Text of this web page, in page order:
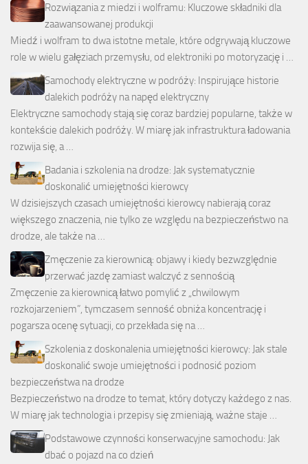
Rozwiązania z miedzi i wolframu: Kluczowe składniki dla
zaawansowanej produkcji
Miedź i wolfram to dwa istotne metale, które odgrywają kluczowe
role w wielu gałęziach przemysłu, od elektroniki po motoryzację i …
Samochody elektryczne w podróży: Inspirujące historie
dalekich podróży na napęd elektryczny
Elektryczne samochody stają się coraz bardziej popularne, także w
kontekście dalekich podróży. W miarę jak infrastruktura ładowania
rozwija się, a …
Badania i szkolenia na drodze: Jak systematycznie
doskonalić umiejętności kierowcy
W dzisiejszych czasach umiejętności kierowcy nabierają coraz
większego znaczenia, nie tylko ze względu na bezpieczeństwo na
drodze, ale także na …
Zmęczenie za kierownicą: objawy i kiedy bezwzględnie
przerwać jazdę zamiast walczyć z sennością
Zmęczenie za kierownicą łatwo pomylić z „chwilowym
rozkojarzeniem”, tymczasem senność obniża koncentrację i
pogarsza ocenę sytuacji, co przekłada się na …
Szkolenia z doskonalenia umiejętności kierowcy: Jak stale
doskonalić swoje umiejętności i podnosić poziom
bezpieczeństwa na drodze
Bezpieczeństwo na drodze to temat, który dotyczy każdego z nas.
W miarę jak technologia i przepisy się zmieniają, ważne staje …
Podstawowe czynności konserwacyjne samochodu: Jak
dbać o pojazd na co dzień